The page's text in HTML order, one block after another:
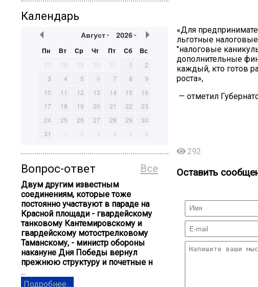
Календарь
Август 2026
Пн Вт Ср Чт Пт Сб Вс
27 28 29 30 31 1
2
3
4 5 6 7 8
9
10
11 12 13 14 15
16
17
18 19 20 21 22
23
24
25 26 27 28 29
30
31
1 2 3 4 5 6
Все
Вопрос-ответ
Двум другим известным
соединениям, которые тоже
постоянно участвуют в параде на
Красной площади - гвардейскому
танковому Кантемировскому и
гвардейскому мотострелковому
Таманскому, - министр обороны
накануне Дня Победы вернул
прежнюю структуру и почетные н
...
Подробнее...
«Для
льготные
"налоговые
дополнительные
каждый, кто готов
роста»,
— отметил
292
Оставить